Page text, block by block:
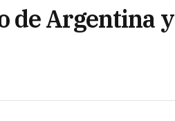
de Argentina y